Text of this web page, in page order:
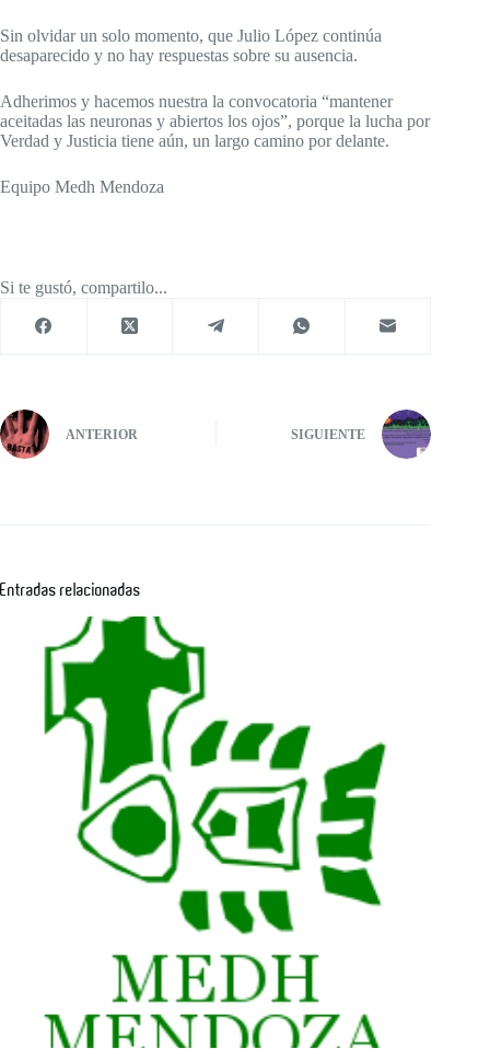
Sin olvidar un solo momento, que Julio López continúa
desaparecido y no hay respuestas sobre su ausencia.
Adherimos y hacemos nuestra la convocatoria “mantener
aceitadas las neuronas y abiertos los ojos”, porque la lucha por
Verdad y Justicia tiene aún, un largo camino por delante.
Equipo Medh Mendoza
Si te gustó, compartilo...
ANTERIOR SIGUIENTE
Entradas relacionadas